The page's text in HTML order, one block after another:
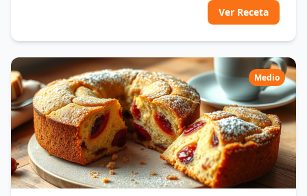
Ver Receta
Medio